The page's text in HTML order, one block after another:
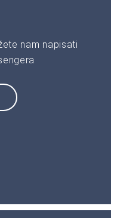
nam napisati